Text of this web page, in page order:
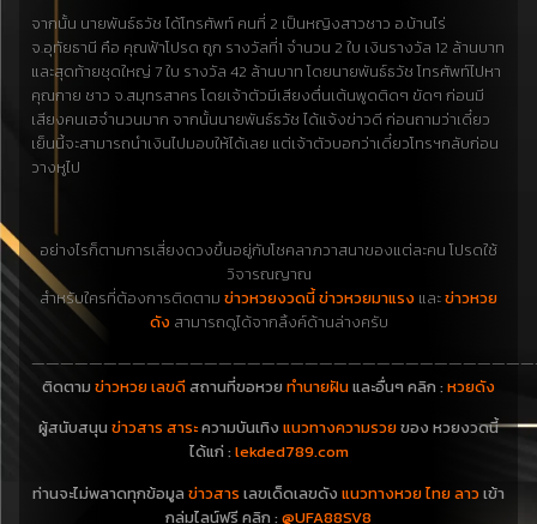
จากนั้น นายพันธ์ธวัช ได้โทรศัพท์ คนที่ 2 เป็นหญิงสาวชาว อ.บ้านไร่
จ.อุทัยธานี คือ คุณฟ้าโปรด ถูก รางวัลที่1 จำนวน 2 ใบ เงินรางวัล 12 ล้านบาท
และสุดท้ายชุดใหญ่ 7 ใบ รางวัล 42 ล้านบาท โดยนายพันธ์ธวัช โทรศัพท์ไปหา
คุณกาย ชาว จ.สมุทรสาคร โดยเจ้าตัวมีเสียงตื่นเต้นพูดติดๆ ขัดๆ ก่อนมี
เสียงคนเฮจำนวนมาก จากนั้นนายพันธ์ธวัช ได้แจ้งข่าวดี ก่อนถามว่าเดี๋ยว
เย็นนี้จะสามารถนำเงินไปมอบให้ได้เลย แต่เจ้าตัวบอกว่าเดี๋ยวโทรฯกลับก่อน
วางหูไป
อย่างไรก็ตามการเสี่ยงดวงขึ้นอยู่กับโชคลาภวาสนาของแต่ละคน โปรดใช้
วิจารณญาณ
สำหรับใครที่ต้องการติดตาม ข่าวหวยงวดนี้ ข่าวหวยมาแรง และข่าวหวย
ดังสามารถดูได้จากลิ้งค์ด้านล่างครับ
ติดตาม ข่าวหวย เลขดีสถานที่ขอหวย ทำนายฝันและอื่นๆ คลิก : หวยดัง
ผู้สนับสนุน ข่าวสาร สาระความบันเทิง แนวทางความรวยของ หวยงวดนี้
ได้แก่ : lekded789.com
ท่านจะไม่พลาดทุกข้อมูล ข่าวสาร เลขเด็ดเลขดัง แนวทางหวย ไทย ลาวเข้า
กลุ่มไลน์ฟรี คลิก : @UFA88SV8